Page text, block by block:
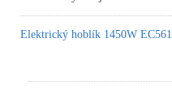
Elektrický hoblík 1450W EC561